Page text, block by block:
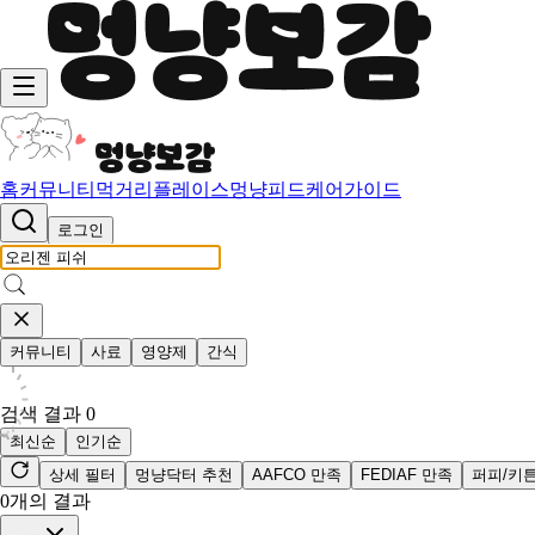
홈커뮤니티 먹거리 플레이스멍냥피드케어가이드
로그인
커뮤니티 사료 영양제 간식
검색 결과 0
최신순
인기순
상세 필터
멍냥닥터 추천 AAFCO 만족 FEDIAF 만족 퍼피/키
0개의 결과